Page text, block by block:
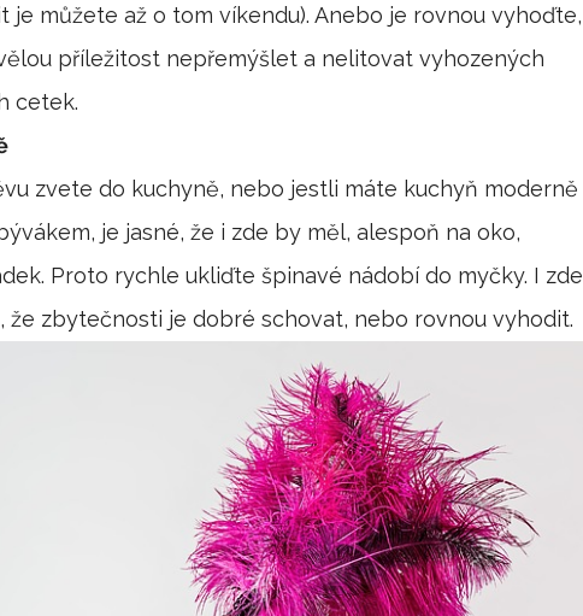
je můžete až o tom víkendu). Anebo je rovnou vyhoďte,
příležitost nepřemýšlet a nelitovat vyhozených
cetek.
zvete do kuchyně, nebo jestli máte kuchyň moderně
je jasné, že i zde by měl, alespoň na oko,
Proto rychle ukliďte špinavé nádobí do myčky. I zde
že zbytečnosti je dobré schovat, nebo rovnou vyhodit.